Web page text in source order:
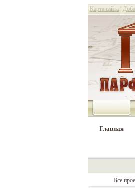
Карта сайта
Главная
Все